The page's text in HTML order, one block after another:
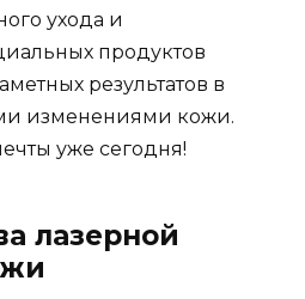
ухода и
продуктов
результатов в
изменениями кожи.
уже сегодня!
лазерной